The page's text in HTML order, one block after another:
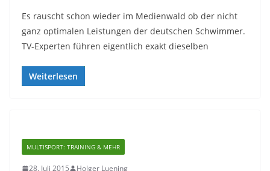
Es rauscht schon wieder im Medienwald ob der nicht
ganz optimalen Leistungen der deutschen Schwimmer.
TV-Experten führen eigentlich exakt dieselben
Weiterlesen
MULTISPORT: TRAINING & MEHR
28. Juli 2015 Holger Luening